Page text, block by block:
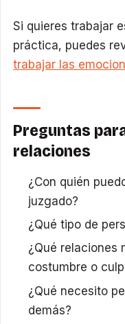
Si quieres trabajar
práctica, puedes
trabajar las
Preguntas
relaciones
¿Con quién
juzgado?
¿Qué tipo de
¿Qué relaciones
costumbre o
¿Qué necesito
demás?